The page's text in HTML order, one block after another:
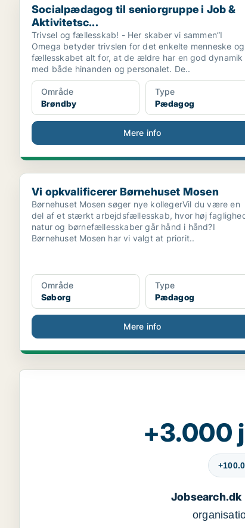
Socialpædagog til seniorgruppe i Job &
Aktivitetsc...
Trivsel og fællesskab! - Her skaber vi sammen”I
Omega betyder trivslen for det enkelte menneske
fællesskabet alt for, at de ældre har en god dynamik
med både hinanden og personalet. De..
Område
Brøndby
Type
Pædagog
Mere info
Vi opkvalificerer Børnehuset Mosen
Vi opkvalificerer Børnehuset Mosen
Børnehuset Mosen søger nye kollegerVil du være en
del af et stærkt arbejdsfællesskab, hvor høj
natur og børnefællesskaber går hånd i hånd?I
Børnehuset Mosen har vi valgt at priorit..
Område
Søborg
Type
Pædagog
Mere info
+3.000
Jobsearch.dk